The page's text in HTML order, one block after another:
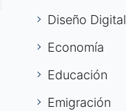
Diseño Digital
Economía
Educación
Emigración